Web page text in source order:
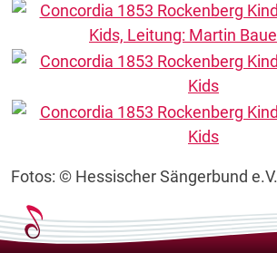
Fotos: © Hessischer Sängerbund e.V.